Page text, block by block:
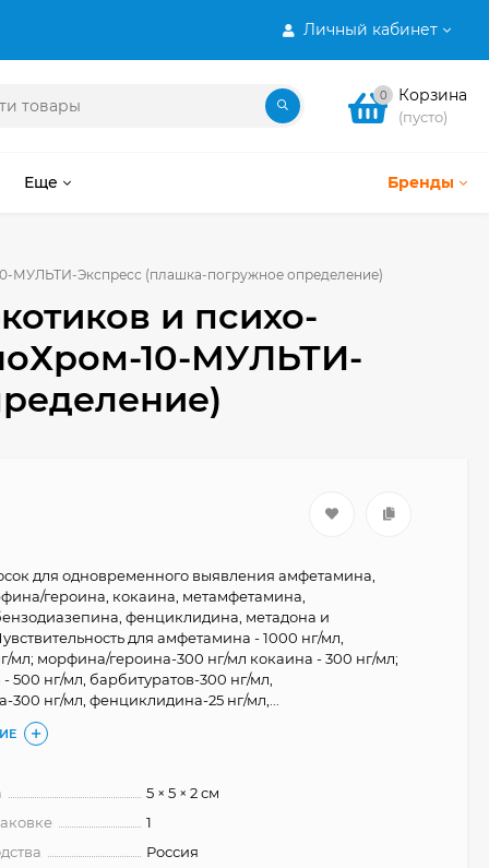
Личный кабинет
0 Корзина
(пусто)
Бренды
Еще
МУЛЬТИ-Экспресс (плашка-погружное определение)
и психо-
10-МУЛЬТИ-
для одновременного выявления амфетамина,
героина, кокаина, метамфетамина,
фенциклидина, метадона и
для амфетамина - 1000 нг/мл,
мл; морфина/героина-300 нг/мл кокаина - 300 нг/мл;
500 нг/мл, барбитуратов-300 нг/мл,
300 нг/мл, фенциклидина-25 нг/мл,...
5 × 5 × 2 см
1
Россия